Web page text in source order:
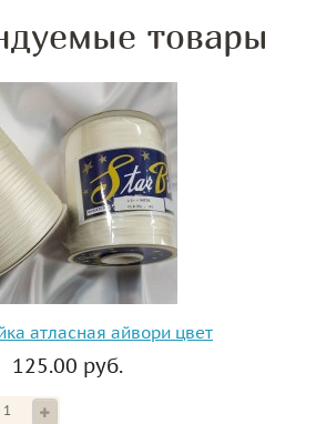
товары
атласная айвори цвет
125.00 руб.